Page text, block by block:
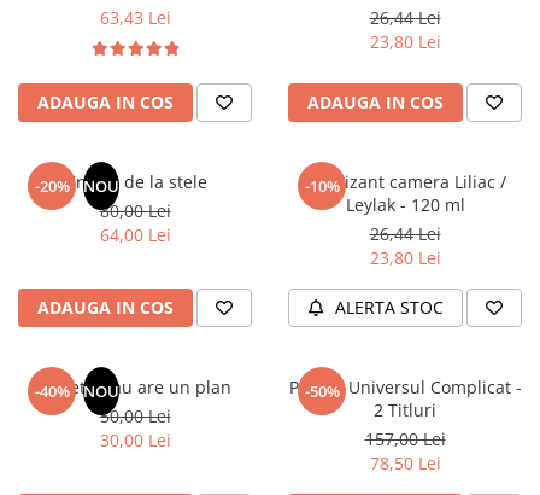
Teens Book Club
Birotica & Papetarie
Adezivi si benzi adezive
Accesorii Arhivare
Instrumente de scris
Organizare si Arhivare
Articole scolare
Arta
Caiete si Carnetele scolare
63,43 Lei
ADAUGA IN COS
26,44 Lei
23,80 Lei
ADAUGA IN COS
-20% NOU
Un dar de la stele
80,00 Lei
64,00 Lei
ADAUGA IN COS
-10%
Odorizant camera Liliac /
Leylak - 120 ml
26,44 Lei
23,80 Lei
ALERTA STOC
-40% NOU
Sufletul tau are un plan
50,00 Lei
30,00 Lei
-50%
Pachet Universul Complicat -
2 Titluri
157,00 Lei
78,50 Lei